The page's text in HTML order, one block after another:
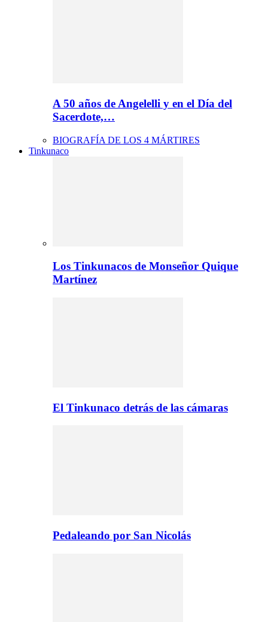
A 50 años de Angelelli y en el Día del
Sacerdote,…
BIOGRAFÍA DE LOS 4 MÁRTIRES
Tinkunaco
Los Tinkunacos de Monseñor Quique
Martínez
El Tinkunaco detrás de las cámaras
Pedaleando por San Nicolás